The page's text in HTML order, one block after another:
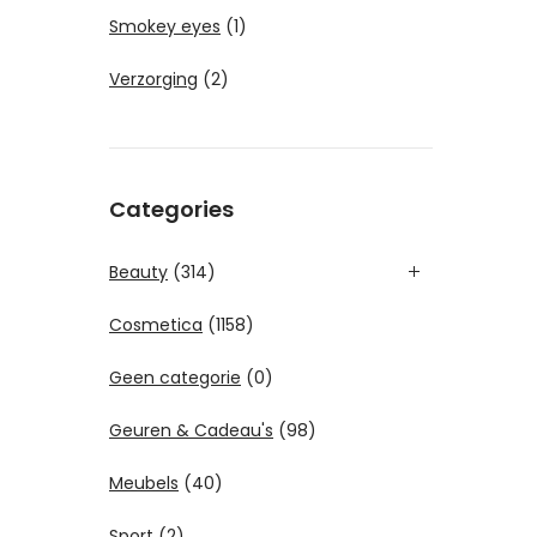
Smokey eyes (1)
Verzorging (2)
Categories
Beauty (314)
Cosmetica (1158)
Geen categorie (0)
Geuren & Cadeau's (98)
Meubels (40)